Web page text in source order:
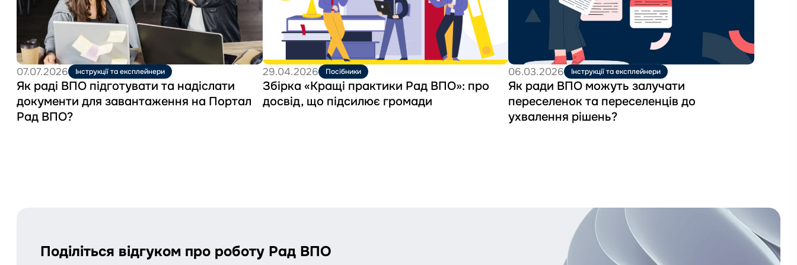
та
надіслати
документи
для
завантаження
на
Портал
Рад
ВПО?
07.07.2026 Інструкції та експлейнери
Як раді ВПО підготувати та надіслати
документи для завантаження на Портал
Рад ВПО?
досвід,
що
підсилює
громади
29.04.2026 Посібники
Збірка «Кращі практики Рад ВПО»: про
досвід, що підсилює громади
залучати
переселенок
ухвалення
рішень?
06.03.2026 Інструкції та експлейнери
Як ради ВПО можуть залучати
переселенок та переселенців до
ухвалення рішень?
Поділіться відгуком про роботу Рад ВПО